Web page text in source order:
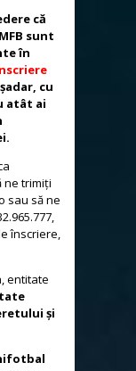
că
sunt
în
cu
atât ai
ne trimiți
sau să ne
înscriere,
entitate
și